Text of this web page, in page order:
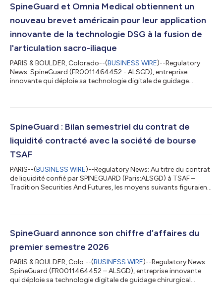
SpineGuard et Omnia Medical obtiennent un
nouveau brevet américain pour leur application
innovante de la technologie DSG à la fusion de
l'articulation sacro-iliaque
PARIS & BOULDER, Colorado--(BUSINESS WIRE)--Regulatory
News: SpineGuard (FR0011464452 - ALSGD), entreprise
innovante qui déploie sa technologie digitale de guidage
placement d’implants osseux, et Omnia Medical LLC, société
technologiques innovantes pour la chirurgie de la colonne
vertébrale et du bassin, annoncent auj...
SpineGuard : Bilan semestriel du contrat de
liquidité contracté avec la société de bourse
TSAF
PARIS--(BUSINESS WIRE)--Regulatory News: Au titre du contrat
de liquidité confié par SPINEGUARD (Paris:ALSGD) à TSAF –
Tradition Securities And Futures, les moyens suivants figuraient
au 30/06/2026 provient d'intérêts appliqués au compte de
liquidité au 31/12/2025, les moyens suivants figuraient au
compte...
SpineGuard annonce son chiffre d’affaires du
premier semestre 2026
PARIS & BOULDER, Colo.--(BUSINESS WIRE)--Regulatory News:
SpineGuard (FR0011464452 – ALSGD), entreprise innovante
qui déploie sa technologie digitale de guidage chirurgical